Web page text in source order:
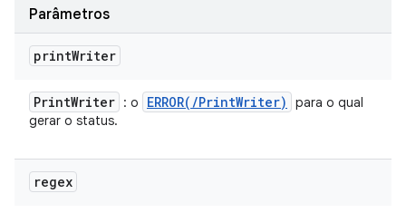
Parâmetros
printWriter
PrintWriter : o ERROR( /PrintWriter)
para o qual
gerar o status.
regex